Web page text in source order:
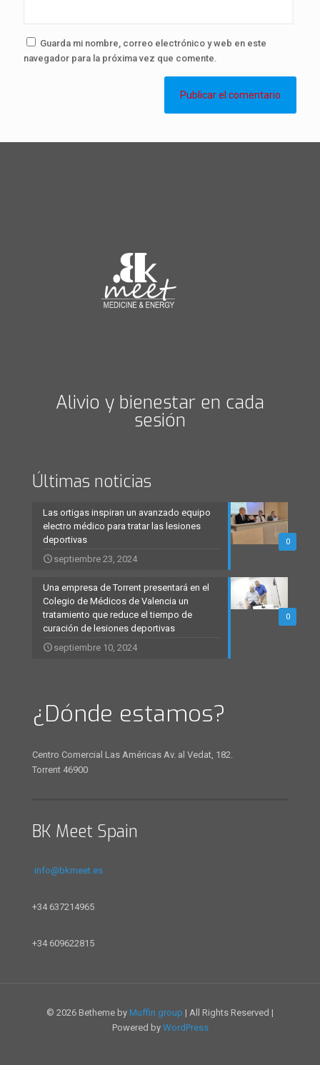
Guarda mi nombre, correo electrónico y web en este
navegador para la próxima vez que comente.
Alivio y bienestar en cada
sesión
Últimas noticias
0
Las ortigas inspiran un avanzado equipo
electro médico para tratar las lesiones
deportivas
septiembre 23, 2024
0
Una empresa de Torrent presentará en el
Colegio de Médicos de Valencia un
tratamiento que reduce el tiempo de
curación de lesiones deportivas
septiembre 10, 2024
¿Dónde estamos?
Centro Comercial Las Américas Av. al Vedat, 182.
Torrent 46900
BK Meet Spain
info@bkmeet.es
+34 637214965
+34 609622815
© 2026 Betheme by Muffin group | All Rights Reserved |
Powered by WordPress